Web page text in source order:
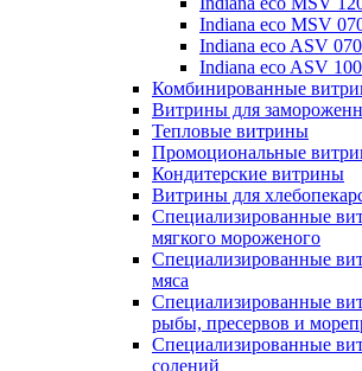
Indiana eco MSV
Indiana eco ASV
Indiana eco ASV
Комбинированные
Витрины для
Тепловые витрины
Промоциональные
Кондитерские витрины
Витрины для
Специализированные
мягкого мороженого
Специализированные
мяса
Специализированные
рыбы, пресервов и
Специализированные
солений